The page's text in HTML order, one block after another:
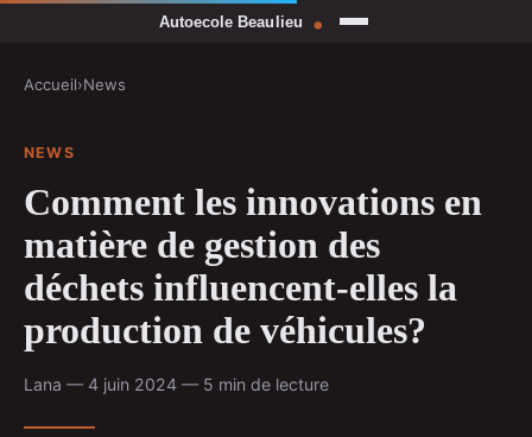
Accueil›News
NEWS
Comment les innovations en
matière de gestion des
déchets influencent-elles la
production de véhicules?
Lana — 4 juin 2024 — 5 min de lecture